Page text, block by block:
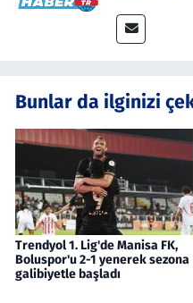
Bunlar da ilginizi
Trendyol 1. Lig'de Manisa FK,
Boluspor'u 2-1 yenerek sezona
galibiyetle başladı